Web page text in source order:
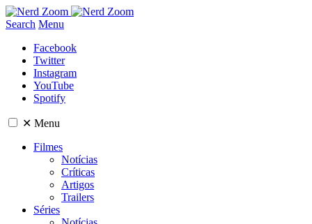
Search Menu
Facebook
Twitter
Instagram
YouTube
Spotify
✕ Menu
Filmes
Notícias
Críticas
Artigos
Trailers
Séries